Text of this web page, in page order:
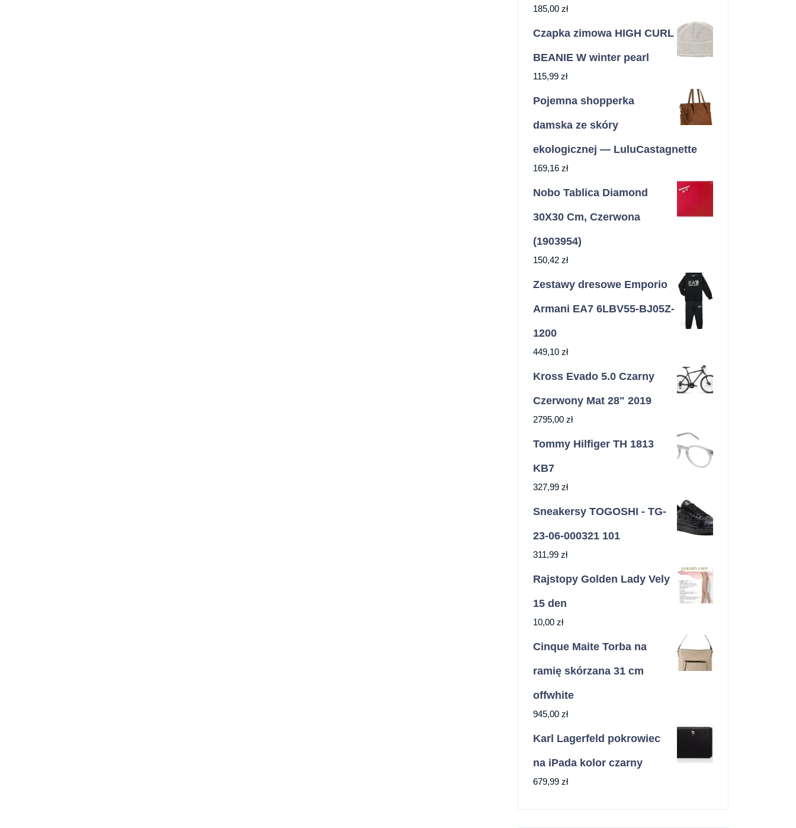
185,00 zł
Czapka zimowa HIGH CURL
BEANIE W winter pearl
115,99 zł
Pojemna shopperka
damska ze skóry
ekologicznej — LuluCastagnette
169,16 zł
Nobo Tablica Diamond
30X30 Cm, Czerwona
(1903954)
150,42 zł
Zestawy dresowe Emporio
Armani EA7 6LBV55-BJ05Z-
1200
449,10 zł
Kross Evado 5.0 Czarny
Czerwony Mat 28" 2019
2795,00 zł
Tommy Hilfiger TH 1813
KB7
327,99 zł
Sneakersy TOGOSHI - TG-
23-06-000321 101
311,99 zł
Rajstopy Golden Lady Vely
15 den
10,00 zł
Cinque Maite Torba na
ramię skórzana 31 cm
offwhite
945,00 zł
Karl Lagerfeld pokrowiec
na iPada kolor czarny
679,99 zł